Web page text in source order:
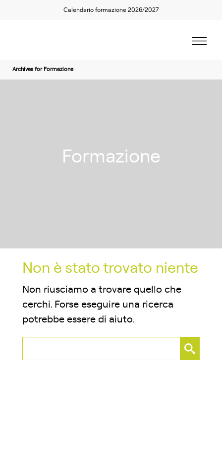
Calendario formazione 2026/2027
Archives for Formazione
Formazione
Non è stato trovato niente
Non riusciamo a trovare quello che
cerchi. Forse eseguire una ricerca
potrebbe essere di aiuto.